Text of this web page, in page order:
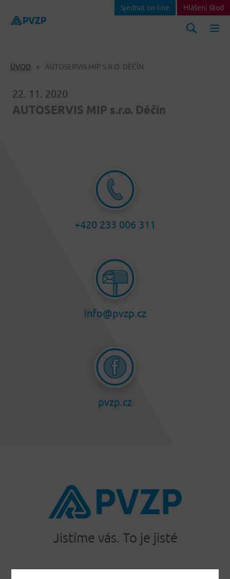
Sjednat on-line Hlášení škod
ÚVOD AUTOSERVIS MIP S.R.O. DĚČÍN
22. 11. 2020
AUTOSERVIS MIP s.r.o. Děčín
+420 233 006 311
info@pvzp.cz
pvzp.cz
Jistíme vás. To je jisté